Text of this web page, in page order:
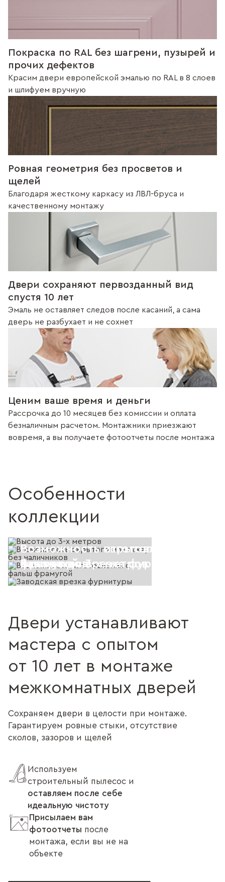
Покраска по RAL без шагрени, пузырей и
прочих дефектов
Красим двери европейской эмалью по RAL в 8 слоев
и шлифуем вручную
Ровная геометрия без просветов и
щелей
Благодаря жесткому каркасу из ЛВЛ-бруса и
качественному монтажу
Двери сохраняют первозданный вид
спустя 10 лет
Эмаль не оставляет следов после касаний, а сама
дверь не разбухает и не сохнет
Ценим ваше время и деньги
Рассрочка до 10 месяцев без комиссии и оплата
безналичным расчетом. Монтажники приезжают
вовремя, а вы получаете фотоотчеты после монтажа
Особенности
коллекции
Высота до 3-х метров
Возможность скрытого монтажа,
наличников
Возможность изготовления с
фрамугой
Заводская врезка фурнитуры
Двери устанавливают
мастера с опытом
от 10 лет в монтаже
межкомнатных дверей
Сохраняем двери в целости при монтаже.
Гарантируем ровные стыки, отсутствие
сколов, зазоров и щелей
Используем
строительный пылесос и
оставляем после себе
идеальную чистоту
Присылаем вам
фотоотчеты после
монтажа, если вы не на
объекте